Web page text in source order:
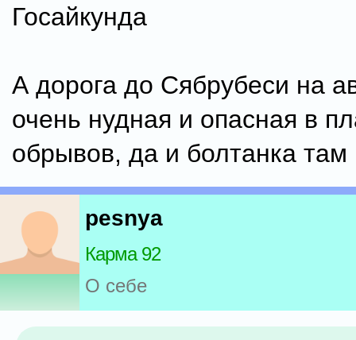
Госайкунда
А дорога до Сябрубеси на
очень нудная и опасная в
обрывов, да и болтанка там
pesnya
Карма 92
О себе